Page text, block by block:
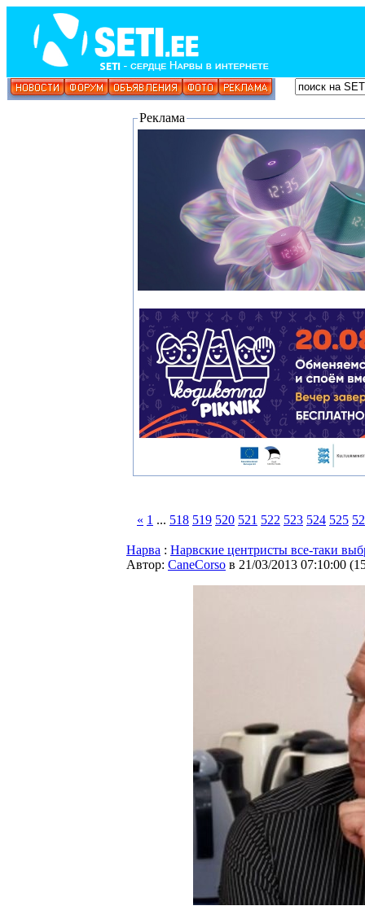
Реклама
« 1 ... 518 519 520 521 522 523 524 525
Нарва : Нарвские центристы все-таки
Автор: CaneCorso в 21/03/2013 07:10:00 (